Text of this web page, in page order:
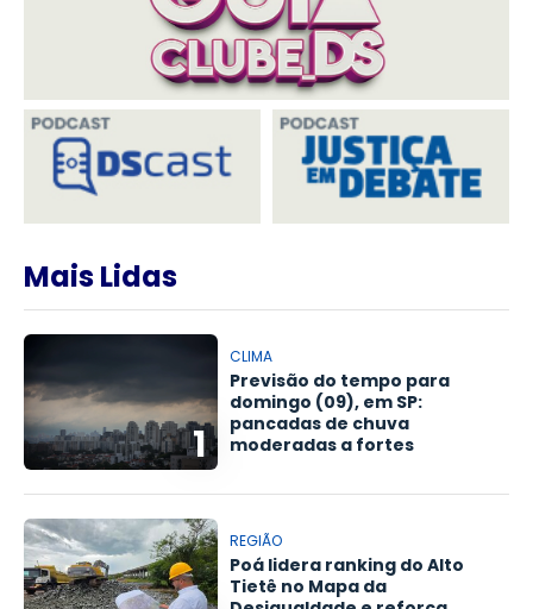
Mais Lidas
1
CLIMA
Previsão do tempo para
domingo (09), em SP:
pancadas de chuva
moderadas a fortes
REGIÃO
Poá lidera ranking do Alto
Tietê no Mapa da